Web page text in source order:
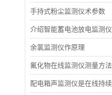
手持式粉尘监测仪术参数
​余氯监测仪作原理
氟化物在线监测仪测量方法